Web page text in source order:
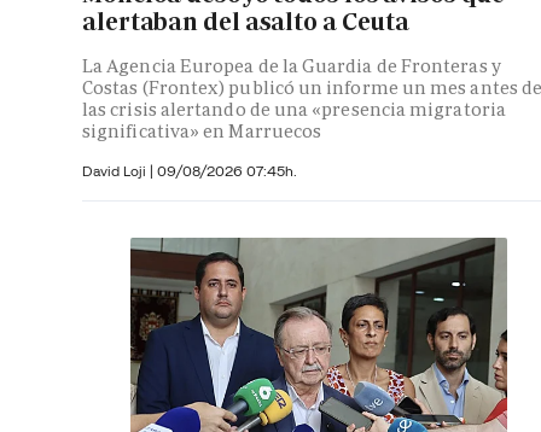
alertaban del asalto a Ceuta
La Agencia Europea de la Guardia de Fronteras y
Costas (Frontex) publicó un informe un mes antes
las crisis alertando de una «presencia migratoria
significativa» en Marruecos
David Loji | 09/08/2026 07:45h.